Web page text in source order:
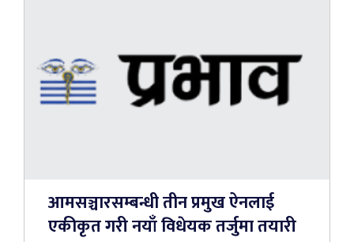
आमसञ्चारसम्बन्धी तीन प्रमुख ऐनलाई
एकीकृत गरी नयाँ विधेयक तर्जुमा तयारी